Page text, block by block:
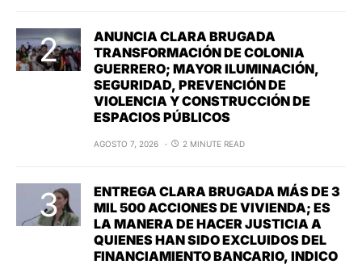
ANUNCIA CLARA BRUGADA
TRANSFORMACIÓN DE COLONIA
GUERRERO; MAYOR ILUMINACIÓN,
SEGURIDAD, PREVENCIÓN DE
VIOLENCIA Y CONSTRUCCIÓN DE
ESPACIOS PÚBLICOS
AGOSTO 7, 2026 2 MINUTE READ
ENTREGA CLARA BRUGADA MÁS DE 3
MIL 500 ACCIONES DE VIVIENDA; ES
LA MANERA DE HACER JUSTICIA A
QUIENES HAN SIDO EXCLUIDOS DEL
FINANCIAMIENTO BANCARIO, INDICO